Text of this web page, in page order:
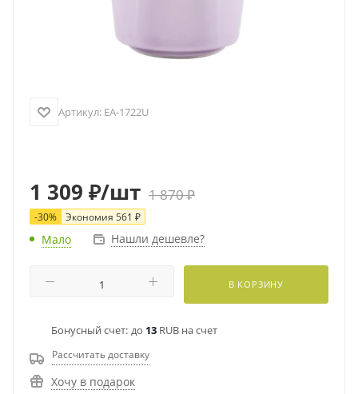
Артикул: EA-1722U
1 309 ₽/шт 1 870₽
-30% Экономия 561 ₽
Мало Нашли дешевле?
В КОРЗИНУ
Бонусный счет: до 13 RUB на счет
Рассчитать доставку
Хочу в подарок